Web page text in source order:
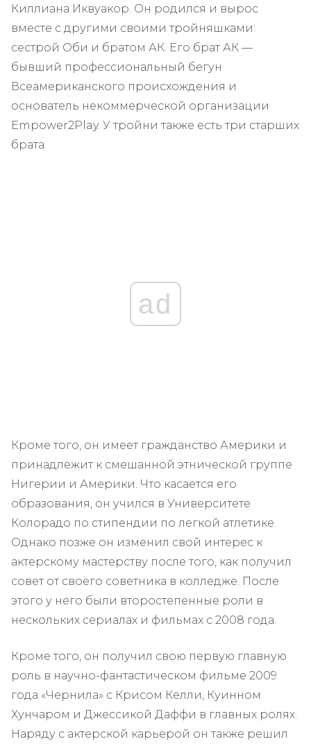
Киллиана Иквуакор. Он родился и вырос
вместе с другими своими тройняшками:
сестрой Оби и братом АК. Его брат АК —
бывший профессиональный бегун
Всеамериканского происхождения и
основатель некоммерческой организации
Empower2Play. У тройни также есть три старших
брата.
ad
Кроме того, он имеет гражданство Америки и
принадлежит к смешанной этнической группе
Нигерии и Америки. Что касается его
образования, он учился в Университете
Колорадо по стипендии по легкой атлетике.
Однако позже он изменил свой интерес к
актерскому мастерству после того, как получил
совет от своего советника в колледже. После
этого у него были второстепенные роли в
нескольких сериалах и фильмах с 2008 года.
Кроме того, он получил свою первую главную
роль в научно-фантастическом фильме 2009
года «Чернила» с Крисом Келли, Куинном
Хунчаром и Джессикой Даффи в главных ролях.
Наряду с актерской карьерой он также решил